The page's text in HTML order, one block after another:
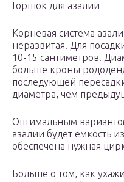
Горшок для азалии
Корневая система
неразвитая. Для
10-15 сантиметров.
больше кроны
последующей
диаметра, чем
Оптимальным
азалии будет емкость
обеспечена нужная
Больше о том, как